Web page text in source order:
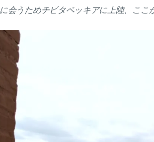
に会うためチビタベッキアに上陸、ここ